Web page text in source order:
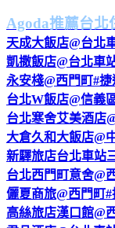
Agoda推薦台北
天成大飯店@台北
凱撒飯店@台北車
永安棧@西門町#
台北W飯店@信義
台北寒舍艾美酒店
大倉久和大飯店@
新驛旅店台北車站
台北西門町意舍@
儷夏商旅@西門町
高絲旅店漢口館@